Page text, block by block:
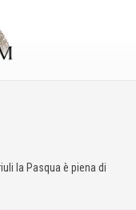
la Pasqua è piena di